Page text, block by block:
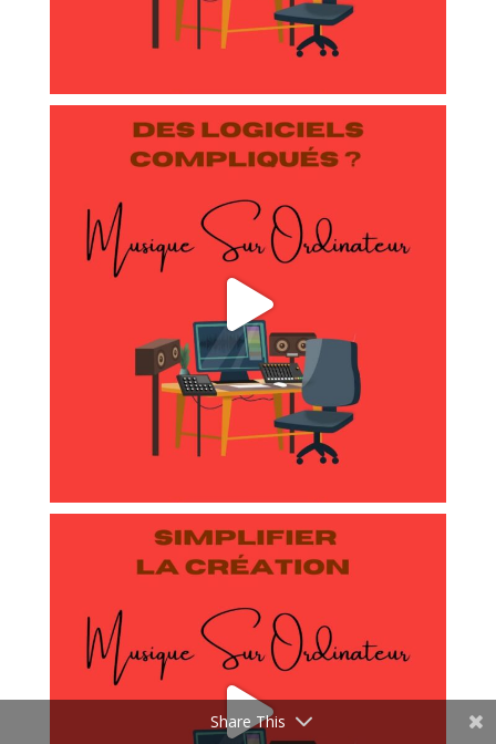
Share This
https://www.facebook.com/offici
elplaymao/
https://twitter.com/officielplaym
https://www.linkedin.com/in/tech
nologicmusic-playmao-108433183/